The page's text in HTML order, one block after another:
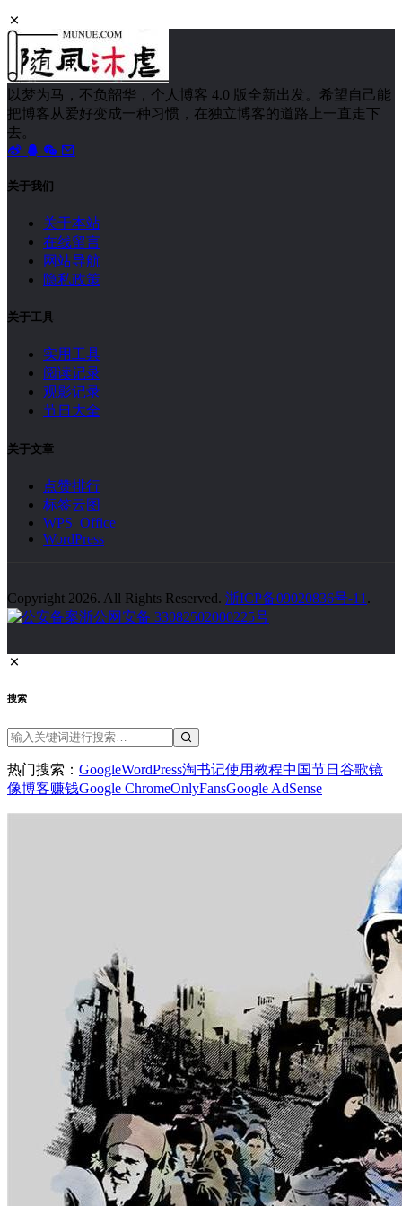
以梦为马，不负韶华，个人博客 4.0 版全新出发。希望自己能
把博客从爱好变成一种习惯，在独立博客的道路上一直走下
去。
关于我们
关于本站
在线留言
网站导航
隐私政策
关于工具
实用工具
阅读记录
观影记录
节日大全
关于文章
点赞排行
标签云图
WPS Office
WordPress
Copyright 2026. All Rights Reserved. 浙ICP备09020836号-11 .
浙公网安备 33082502000225号
搜索
热门搜索： GoogleWordPress淘书记使用教程中国节日 谷歌镜
像博客赚钱Google ChromeOnlyFansGoogle AdSense